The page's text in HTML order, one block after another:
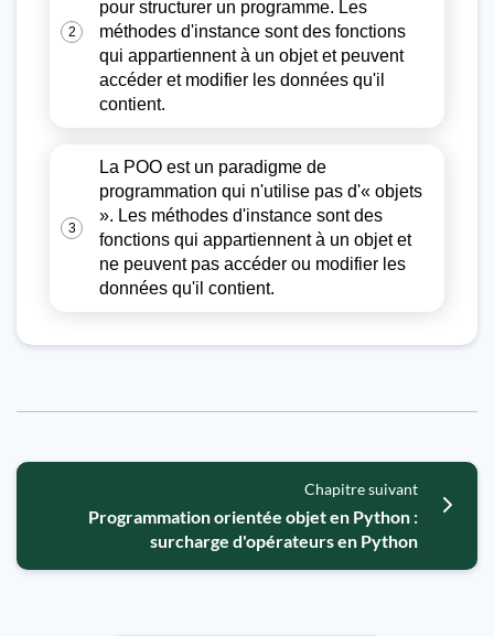
2
pour structurer un programme. Les
méthodes d'instance sont des fonctions
qui appartiennent à un objet et peuvent
accéder et modifier les données qu'il
contient.
3
La POO est un paradigme de
programmation qui n'utilise pas d'« objets
». Les méthodes d'instance sont des
fonctions qui appartiennent à un objet et
ne peuvent pas accéder ou modifier les
données qu'il contient.
Chapitre suivant
Programmation orientée objet en Python :
surcharge d'opérateurs en Python